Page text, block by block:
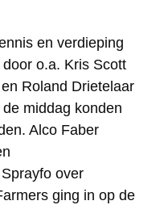
en verdieping
o.a. Kris Scott
Roland Drietelaar
middag konden
Alco Faber
over
ging in op de